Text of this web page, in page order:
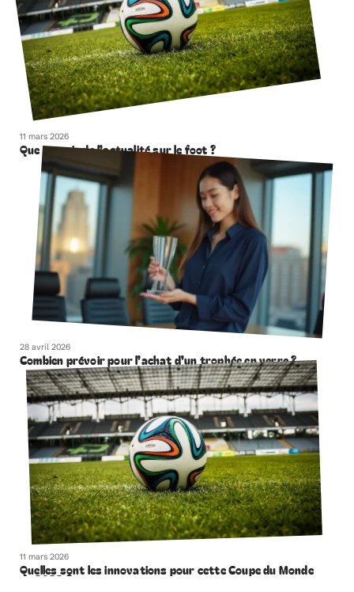
11 mars 2026
Que retenir de l’actualité sur le foot ?
28 avril 2026
Combien prévoir pour l’achat d’un trophée en verre ?
11 mars 2026
Quelles sont les innovations pour cette Coupe du Monde
de 2022 ?